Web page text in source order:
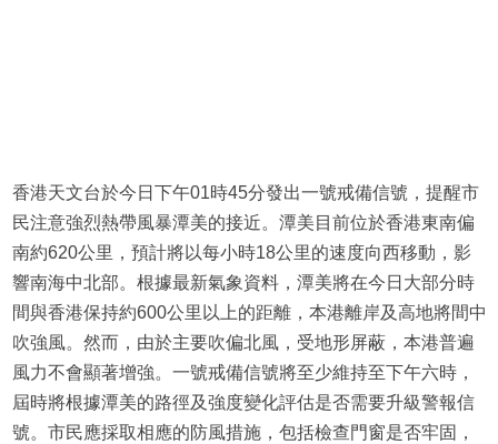
香港天文台於今日下午01時45分發出一號戒備信號，提醒市
民注意強烈熱帶風暴潭美的接近。潭美目前位於香港東南偏
南約620公里，預計將以每小時18公里的速度向西移動，影
響南海中北部。根據最新氣象資料，潭美將在今日大部分時
間與香港保持約600公里以上的距離，本港離岸及高地將間中
吹強風。然而，由於主要吹偏北風，受地形屏蔽，本港普遍
風力不會顯著增強。一號戒備信號將至少維持至下午六時，
屆時將根據潭美的路徑及強度變化評估是否需要升級警報信
號。市民應採取相應的防風措施，包括檢查門窗是否牢固，